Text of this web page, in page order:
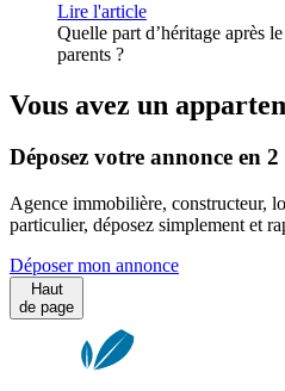
Lire l'article
Quelle part d’héritage après
parents ?
Vous avez un
Déposez votre annonce en
Agence immobilière, constructeur,
particulier, déposez simplement et
Déposer mon annonce
Haut
de page